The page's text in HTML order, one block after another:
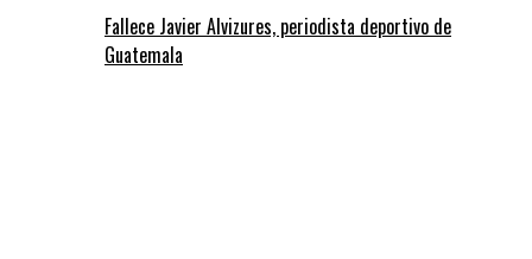
Fallece Javier Alvizures, periodista deportivo de
Guatemala